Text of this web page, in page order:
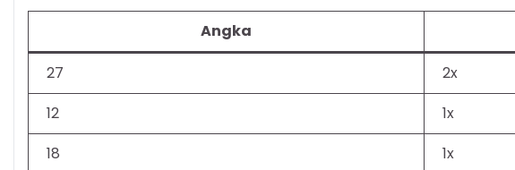
Angka
27
2x
12
1x
18
1x